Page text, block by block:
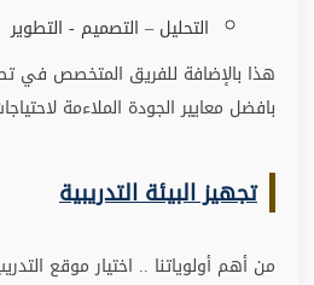
التحليل – التصميم - التطوير
هذا بالإضافة للفريق المتخصص في
بافضل معايير الجودة الملاءمة
تجهيز البيئة التدريبية
من أهم أولوياتنا .. اختيار موقع